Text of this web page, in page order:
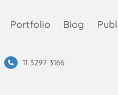
Portfolio Blog
11 3297 3166